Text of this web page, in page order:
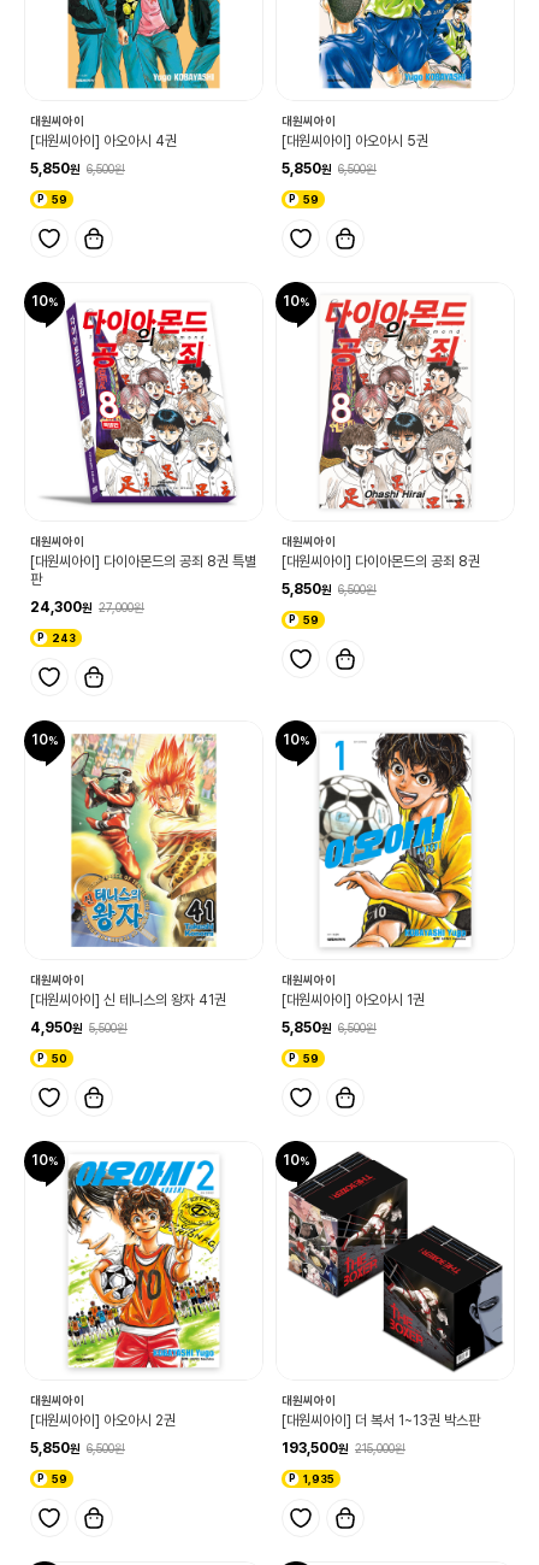
대원씨아이
[대원씨아이] 아오아시 4권
5,850
6,500
59
대원씨아이
[대원씨아이] 아오아시 5권
5,850
6,500
59
10
대원씨아이
[대원씨아이] 다이아몬드의 공죄 8권 특별
판
24,300
27,000
243
10
대원씨아이
[대원씨아이] 다이아몬드의 공죄 8권
5,850
6,500
59
10
대원씨아이
[대원씨아이] 신 테니스의 왕자 41권
4,950
5,500
50
10
대원씨아이
[대원씨아이] 아오아시 1권
5,850
6,500
59
10
대원씨아이
[대원씨아이] 아오아시 2권
5,850
6,500
59
10
대원씨아이
[대원씨아이] 더 복서 1~13권 박스판
193,500
215,000
1,935